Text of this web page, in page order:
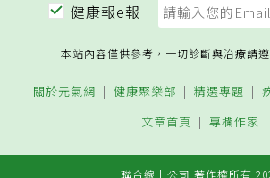
健康報e報
本站內容僅供參考，一切診斷與治療請
關於元氣網 健康聚樂部 精選專題
文章首頁
專欄作家
聯合線上公司 著作權所有